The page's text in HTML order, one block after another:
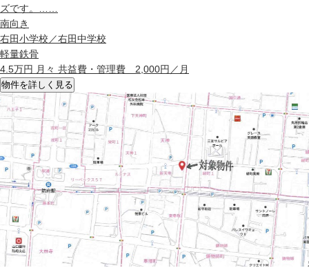
ズです。……
南向き
右田小学校／右田中学校
軽量鉄骨
4.5万円 月々 共益費・管理費 2,000円／月
物件を詳しく見る